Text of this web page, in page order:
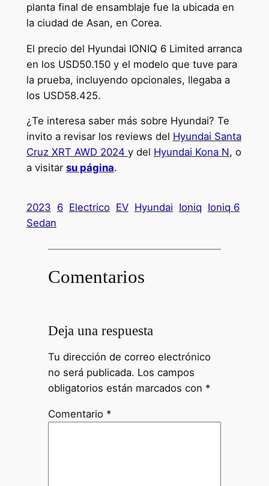
planta final de ensamblaje fue la ubicada en
la ciudad de Asan, en Corea.
El precio del Hyundai IONIQ 6 Limited arranca
en los USD50.150 y el modelo que tuve para
la prueba, incluyendo opcionales, llegaba a
los USD58.425.
¿Te interesa saber más sobre Hyundai? Te
invito a revisar los reviews del Hyundai Santa
Cruz XRT AWD 2024 y del Hyundai Kona N, o
a visitar su página.
2023 6 Electrico EV Hyundai Ioniq Ioniq 6
Sedan
Comentarios
Deja una respuesta
Tu dirección de correo electrónico
no será publicada. Los campos
obligatorios están marcados con *
Comentario *